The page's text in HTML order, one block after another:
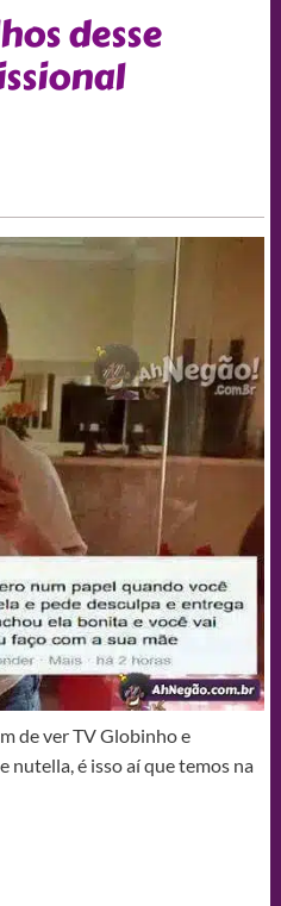
desse
de ver TV Globinho e
nutella, é isso aí que temos na